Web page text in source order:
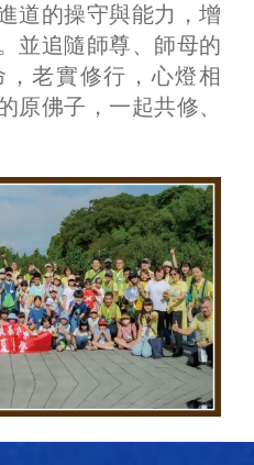
道的操守與能力，增
並追隨師尊、師母的
老實修行，心燈相
原佛子，一起共修、